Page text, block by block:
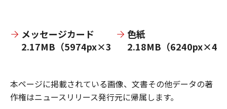
メッセージカード
2.17MB（5974px×3982px）
色紙
2.18MB（
本ページに掲載されている画像、文書その他データの著
作権はニュースリリース発行元に帰属します。